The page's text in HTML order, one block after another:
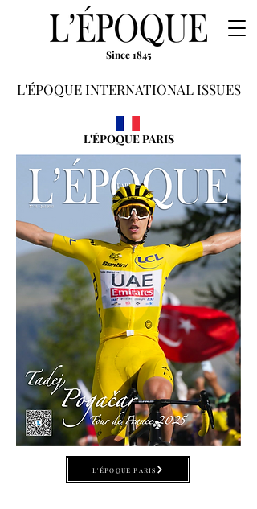
Since 1845
L'ÉPOQUE INTERNATIONAL ISSUES
L'ÉPOQUE PARIS
L'ÉPOQUE PARIS